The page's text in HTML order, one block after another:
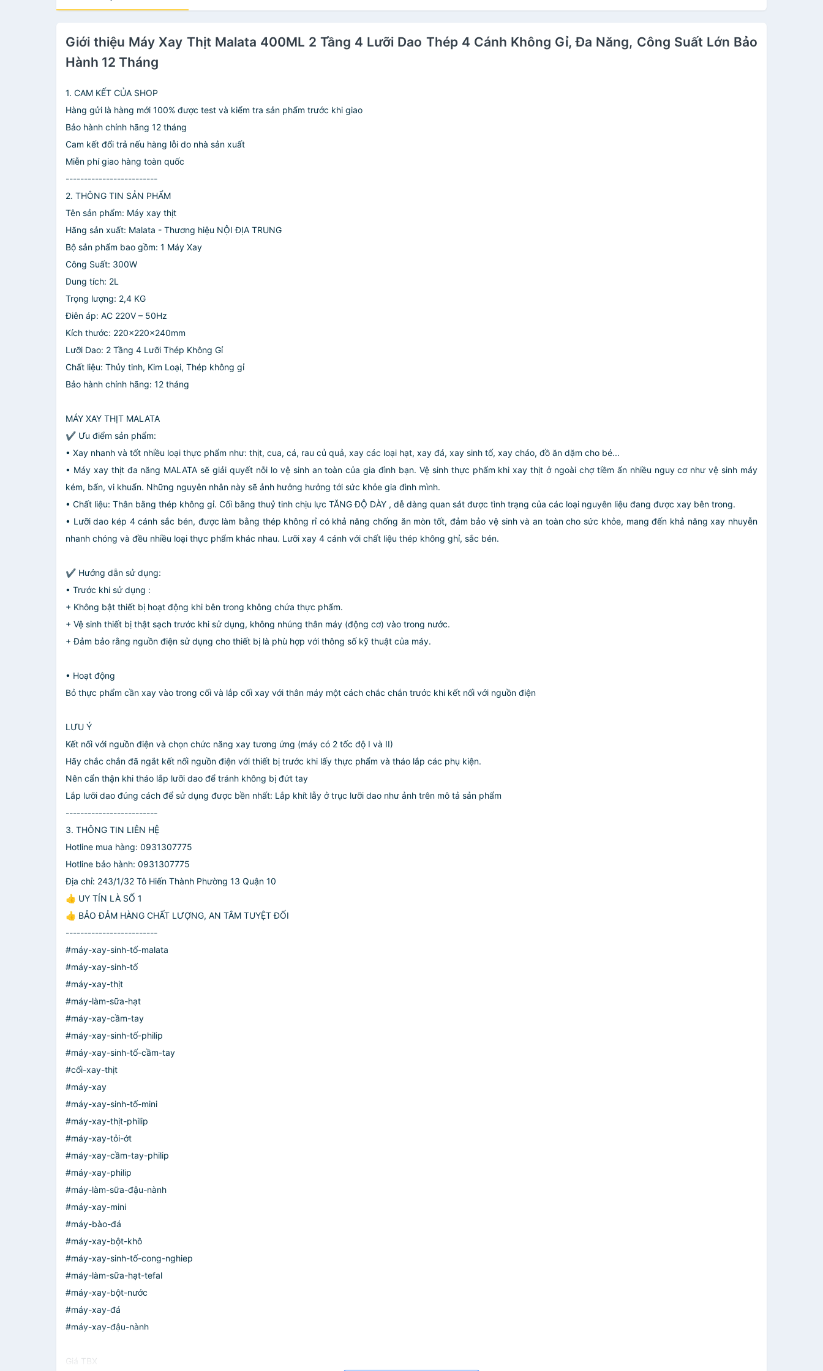
Giới thiệu Máy Xay Thịt Malata 400ML 2 Tầng 4 Lưỡi Dao Thép 4 Cánh Không Gỉ, Đa Năng, Công Suất Lớn Bảo
Hành 12 Tháng
1. CAM KẾT CỦA SHOP
Hàng gửi là hàng mới 100% được test và kiểm tra sản phẩm trước khi giao
Bảo hành chính hãng 12 tháng
Cam kết đổi trả nếu hàng lỗi do nhà sản xuất
Miễn phí giao hàng toàn quốc
-------------------------
2. THÔNG TIN SẢN PHẨM
Tên sản phẩm: Máy xay thịt
Hãng sản xuất: Malata - Thương hiệu NỘI ĐỊA TRUNG
Bộ sản phẩm bao gồm: 1 Máy Xay
Công Suất: 300W
Dung tích: 2L
Trọng lượng: 2,4 KG
Điên áp: AC 220V – 50Hz
Kích thước: 220x220x240mm
Lưỡi Dao: 2 Tầng 4 Lưỡi Thép Không Gỉ
Chất liệu: Thủy tinh, Kim Loại, Thép không gỉ
Bảo hành chính hãng: 12 tháng
MÁY XAY THỊT MALATA
✔ Ưu điểm sản phẩm:
• Xay nhanh và tốt nhiều loại thực phẩm như: thịt, cua, cá, rau củ quả, xay các loại hạt, xay đá, xay sinh tố, xay cháo, đồ ăn dặm cho bé...
• Máy xay thịt đa năng MALATA sẽ giải quyết nỗi lo vệ sinh an toàn của gia đình bạn. Vệ sinh thực phẩm khi xay thịt ở ngoài chợ tiềm ẩn nhiều nguy cơ như vệ sinh máy
kém, bẩn, vi khuẩn. Những nguyên nhân này sẽ ảnh hưởng hưởng tới sức khỏe gia đình mình.
• Chất liệu: Thân bằng thép không gỉ. Cối bằng thuỷ tinh chịu lực TĂNG ĐỘ DÀY , dễ dàng quan sát được tình trạng của các loại nguyên liệu đang được xay bên trong.
• Lưỡi dao kép 4 cánh sắc bén, được làm bằng thép không rỉ có khả năng chống ăn mòn tốt, đảm bảo vệ sinh và an toàn cho sức khỏe, mang đến khả năng xay nhuyễn
nhanh chóng và đều nhiều loại thực phẩm khác nhau. Lưỡi xay 4 cánh với chất liệu thép không ghỉ, sắc bén.
✔ Hướng dẫn sử dụng:
• Trước khi sử dụng :
+ Không bật thiết bị hoạt động khi bên trong không chứa thực phẩm.
+ Vệ sinh thiết bị thật sạch trước khi sử dụng, không nhúng thân máy (động cơ) vào trong nước.
+ Đảm bảo rằng nguồn điện sử dụng cho thiết bị là phù hợp với thông số kỹ thuật của máy.
• Hoạt động
Bỏ thực phẩm cần xay vào trong cối và lắp cối xay với thân máy một cách chắc chắn trước khi kết nối với nguồn điện
LƯU Ý
Kết nối với nguồn điện và chọn chức năng xay tương ứng (máy có 2 tốc độ I và II)
Hãy chắc chắn đã ngắt kết nối nguồn điện với thiết bị trước khi lấy thực phẩm và tháo lắp các phụ kiện.
Nên cẩn thận khi tháo lắp lưỡi dao để tránh không bị đứt tay
Lắp lưỡi dao đúng cách để sử dụng được bền nhất: Lắp khít lẫy ở trục lưỡi dao như ảnh trên mô tả sản phẩm
-------------------------
3. THÔNG TIN LIÊN HỆ
Hotline mua hàng: 0931307775
Hotline bảo hành: 0931307775
Địa chỉ: 243/1/32 Tô Hiến Thành Phường 13 Quận 10
👍 UY TÍN LÀ SỐ 1
👍 BẢO ĐẢM HÀNG CHẤT LƯỢNG, AN TÂM TUYỆT ĐỐI
-------------------------
#máy-xay-sinh-tố-malata
#máy-xay-sinh-tố
#máy-xay-thịt
#máy-làm-sữa-hạt
#máy-xay-cầm-tay
#máy-xay-sinh-tố-philip
#máy-xay-sinh-tố-cầm-tay
#cối-xay-thịt
#máy-xay
#máy-xay-sinh-tố-mini
#máy-xay-thịt-philip
#máy-xay-tỏi-ớt
#máy-xay-cầm-tay-philip
#máy-xay-philip
#máy-làm-sữa-đậu-nành
#máy-xay-mini
#máy-bào-đá
#máy-xay-bột-khô
#máy-xay-sinh-tố-cong-nghiep
#máy-làm-sữa-hạt-tefal
#máy-xay-bột-nước
#máy-xay-đá
#máy-xay-đậu-nành
Giá TBX